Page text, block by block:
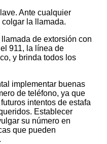
Ante cualquier
la llamada.
de extorsión con
911, la línea de
y brinda todos los
implementar buenas
de teléfono, ya que
intentos de estafa
Establecer
su número en
que pueden